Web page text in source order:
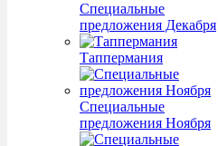
Специальные
предложения Декабря
Таппермания
Специальные
предложения Ноября